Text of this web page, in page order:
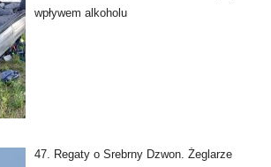
wpływem alkoholu
47. Regaty o Srebrny Dzwon. Żeglarze